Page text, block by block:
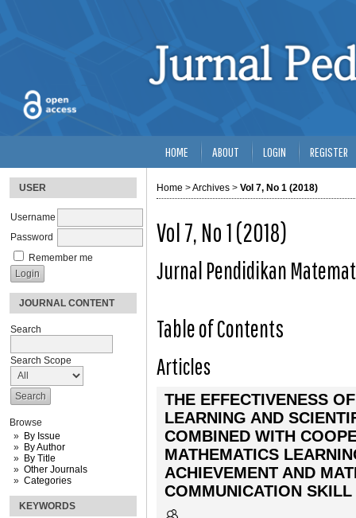
USER
Username
Password
Remember me
JOURNAL CONTENT
Search
Search Scope
Browse
By Issue
By Author
By Title
Other Journals
Categories
KEYWORDS
HOME ABOUT LOGIN REGISTER
Home >Archives > Vol 7, No 1 (2018)
Vol 7, No 1 (2018)
Jurnal Pendidikan
Table of Contents
Articles
THE EFFECTIVENESS
LEARNING AND
COMBINED WITH
MATHEMATICS
ACHIEVEMENT AND
COMMUNICATION SKILL